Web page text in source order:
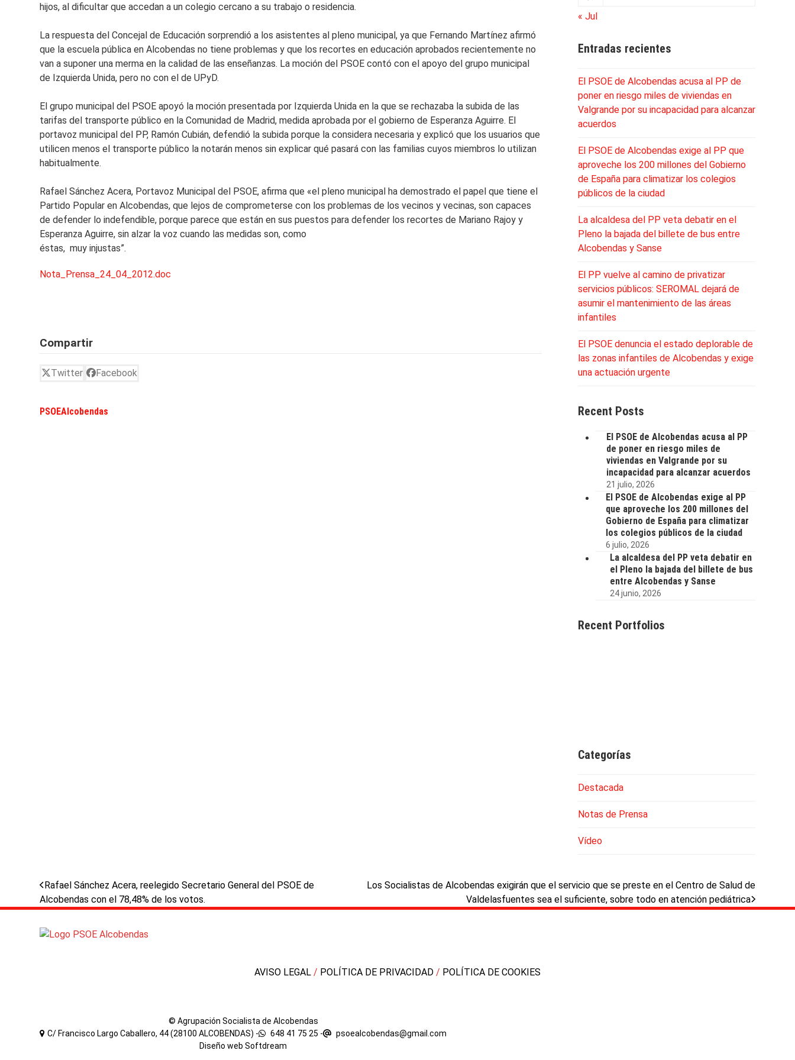
hijos, al dificultar que accedan a un colegio cercano a su trabajo o residencia.
La respuesta del Concejal de Educación sorprendió a los asistentes al pleno municipal, ya que Fernando Martínez afirmó
que la escuela pública en Alcobendas no tiene problemas y que los recortes en educación aprobados recientemente no
van a suponer una merma en la calidad de las enseñanzas. La moción del PSOE contó con el apoyo del grupo municipal
de Izquierda Unida, pero no con el de UPyD.
El grupo municipal del PSOE apoyó la moción presentada por Izquierda Unida en la que se rechazaba la subida de las
tarifas del transporte público en la Comunidad de Madrid, medida aprobada por el gobierno de Esperanza Aguirre. El
portavoz municipal del PP, Ramón Cubián, defendió la subida porque la considera necesaria y explicó que los usuarios que
utilicen menos el transporte público la notarán menos sin explicar qué pasará con las familias cuyos miembros lo utilizan
habitualmente.
Rafael Sánchez Acera, Portavoz Municipal del PSOE, afirma que «el pleno municipal ha demostrado el papel que tiene el
Partido Popular en Alcobendas, que lejos de comprometerse con los problemas de los vecinos y vecinas, son capaces
de defender lo indefendible, porque parece que están en sus puestos para defender los recortes de Mariano Rajoy y
Esperanza Aguirre, sin alzar la voz cuando las medidas son, como
éstas, muy injustas”.
Nota_Prensa_24_04_2012.doc
Compartir
Twitter Facebook
PSOEAlcobendas
« Jul
Entradas recientes
El PSOE de Alcobendas acusa al PP de
poner en riesgo miles de viviendas en
Valgrande por su incapacidad para alcanzar
acuerdos
El PSOE de Alcobendas exige al PP que
aproveche los 200 millones del Gobierno
de España para climatizar los colegios
públicos de la ciudad
La alcaldesa del PP veta debatir en el
Pleno la bajada del billete de bus entre
Alcobendas y Sanse
El PP vuelve al camino de privatizar
servicios públicos: SEROMAL dejará de
asumir el mantenimiento de las áreas
infantiles
El PSOE denuncia el estado deplorable de
las zonas infantiles de Alcobendas y exige
una actuación urgente
Recent Posts
El PSOE de Alcobendas acusa al PP
de poner en riesgo miles de
viviendas en Valgrande por su
incapacidad para alcanzar acuerdos
21 julio, 2026
El PSOE de Alcobendas exige al PP
que aproveche los 200 millones del
Gobierno de España para climatizar
los colegios públicos de la ciudad
6 julio, 2026
La alcaldesa del PP veta debatir en
el Pleno la bajada del billete de bus
entre Alcobendas y Sanse
24 junio, 2026
Recent Portfolios
Categorías
Destacada
Notas de Prensa
Vídeo
previous
post:
Rafael Sánchez Acera, reelegido Secretario General del PSOE de
Alcobendas con el 78,48% de los votos.
next
Los Socialistas de Alcobendas exigirán que el servicio que se preste en el Centro de Salud de
Valdelasfuentes sea el suficiente, sobre todo en atención pediátrica
AVISO LEGAL / POLÍTICA DE PRIVACIDAD / POLÍTICA DE COOKIES
© Agrupación Socialista de Alcobendas
C/ Francisco Largo Caballero, 44 (28100 ALCOBENDAS) -
648 41 75 25 -
psoealcobendas@gmail.com
Diseño webSoftdream